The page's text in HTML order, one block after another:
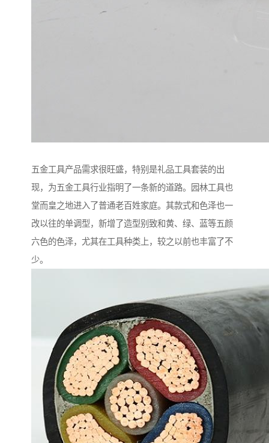
五金工具产品需求很旺盛，特别是礼品工具套装的出
现，为五金工具行业指明了一条新的道路。园林工具也
堂而皇之地进入了普通老百姓家庭。其款式和色泽也一
改以往的单调型，新增了造型别致和黄、绿、蓝等五颜
六色的色泽，尤其在工具种类上，较之以前也丰富了不
少。